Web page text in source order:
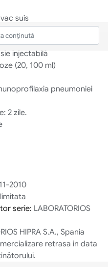
suis
injectabilă
(20, 100 ml)
pneumoniei
2 zile.
2010
serie: LABORATORIOS
HIPRA S.A., Spania
retrasa in data